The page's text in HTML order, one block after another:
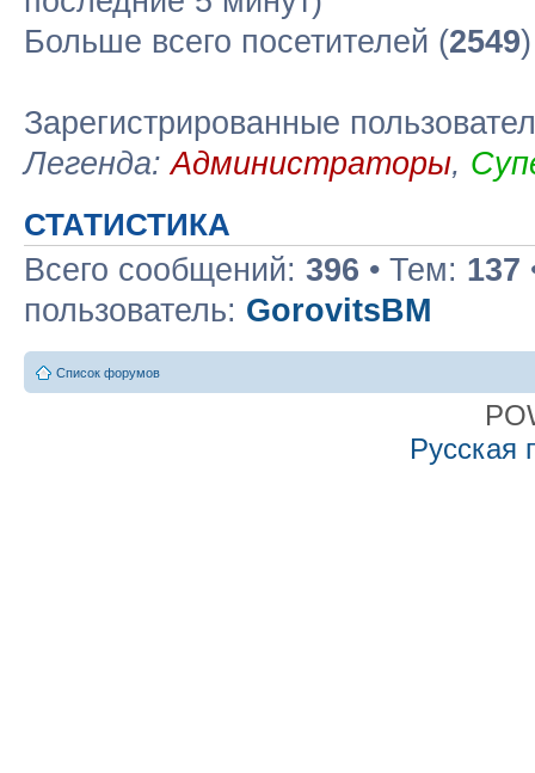
Больше всего посетителей (2549
Зарегистрированные
Легенда:Администраторы,
СТАТИСТИКА
Всего сообщений: 396 • Тем: 137
пользователь: GorovitsBM
Список форумов
Русская